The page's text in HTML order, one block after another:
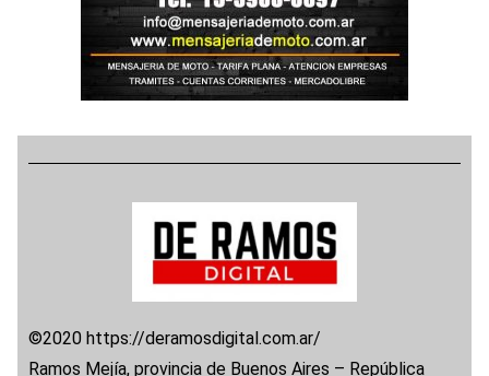
©2020 https://deramosdigital.com.ar/
Ramos Mejía, provincia de Buenos Aires – República